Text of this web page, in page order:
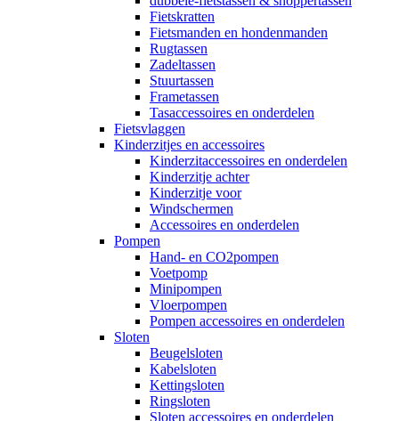
Fietskratten
Fietsmanden en hondenmanden
Rugtassen
Zadeltassen
Stuurtassen
Frametassen
Tasaccessoires en onderdelen
Fietsvlaggen
Kinderzitjes en accessoires
Kinderzitaccessoires en onderdelen
Kinderzitje achter
Kinderzitje voor
Windschermen
Accessoires en onderdelen
Pompen
Hand- en CO2pompen
Voetpomp
Minipompen
Vloerpompen
Pompen accessoires en onderdelen
Sloten
Beugelsloten
Kabelsloten
Kettingsloten
Ringsloten
Sloten accessoires en onderdelen